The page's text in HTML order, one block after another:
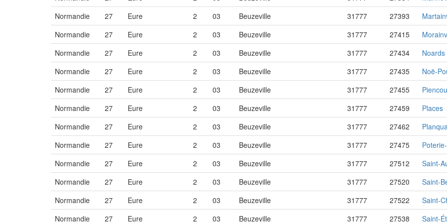
Normandie
27 Eure 2 03 Beuzeville 31777 27393
Normandie
27 Eure 2 03 Beuzeville 31777 27415
Normandie
27 Eure 2 03 Beuzeville 31777 27434
Noards
Normandie
27 Eure 2 03 Beuzeville 31777 27435
Noë-
Normandie
27 Eure 2 03 Beuzeville 31777 27455
Normandie
27 Eure 2 03 Beuzeville 31777 27459
Places
Normandie
27 Eure 2 03 Beuzeville 31777 27462
Normandie
27 Eure 2 03 Beuzeville 31777 27475
Normandie
27 Eure 2 03 Beuzeville 31777 27512
Saint-
Normandie
27 Eure 2 03 Beuzeville 31777 27520
Saint-
Normandie
27 Eure 2 03 Beuzeville 31777 27522
Saint-
Normandie
27 Eure 2 03 Beuzeville 31777 27538 Saint-